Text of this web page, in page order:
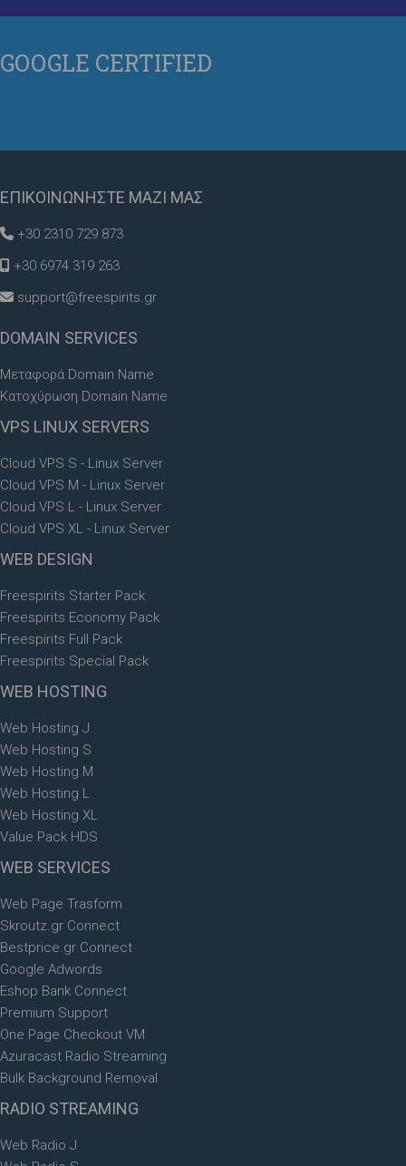
GOOGLE CERTIFIED
ΕΠΙΚΟΙΝΩΝΗΣΤΕ ΜΑΖΙ ΜΑΣ
+30 2310 729 873
+30 6974 319 263
support@freespirits.gr
DOMAIN SERVICES
Μεταφορά Domain Name
Κατοχύρωση Domain Name
VPS LINUX SERVERS
Cloud VPS S - Linux Server
Cloud VPS M - Linux Server
Cloud VPS L - Linux Server
Cloud VPS XL - Linux Server
WEB DESIGN
Freespirits Starter Pack
Freespirits Economy Pack
Freespirits Full Pack
Freespirits Special Pack
WEB HOSTING
Web Hosting J
Web Hosting S
Web Hosting M
Web Hosting L
Web Hosting XL
Value Pack HDS
WEB SERVICES
Web Page Trasform
Skroutz.gr Connect
Bestprice.gr Connect
Google Adwords
Eshop Bank Connect
Premium Support
One Page Checkout VM
Azuracast Radio Streaming
Bulk Background Removal
RADIO STREAMING
Web Radio J